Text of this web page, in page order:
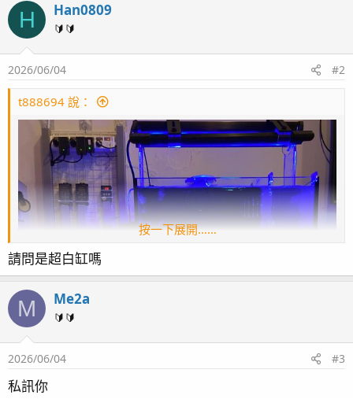
H Han0809
🔰🔰
2026/06/04 #2
t888694 說：
按一下展開……
請問是超白缸嗎
M Me2a
🔰🔰
2026/06/04 #3
私訊你